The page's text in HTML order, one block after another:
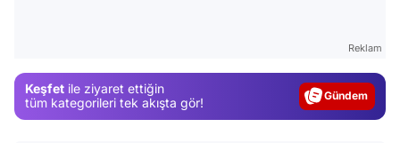
Reklam
Keşfet ile ziyaret ettiğin
tüm kategorileri tek akışta gör!
Gündem